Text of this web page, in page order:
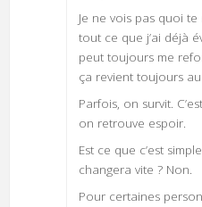
Je ne vois pas quoi
tout ce que j’ai déjà
peut toujours me
ça revient toujours
Parfois, on survit.
on retrouve espoir.
Est ce que c’est
changera vite ? Non.
Pour certaines